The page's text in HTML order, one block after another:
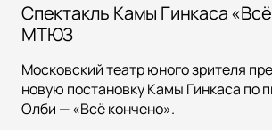
Спектакль Камы Гинкаса
МТЮЗ
Московский театр юного зрителя
новую постановку Камы Гинкаса по
Олби — «Всё кончено».